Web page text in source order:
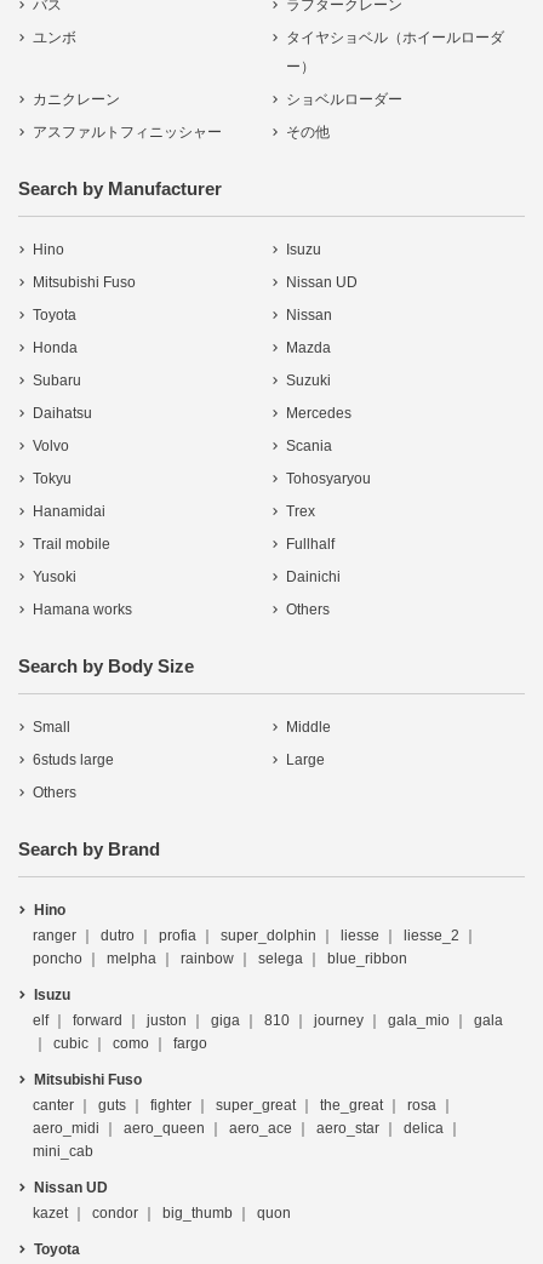
バス
ラフタークレーン
ユンボ
タイヤショベル（ホイールローダ
ー）
カニクレーン
ショベルローダー
アスファルトフィニッシャー
その他
Search by Manufacturer
Hino
Isuzu
Mitsubishi Fuso
Nissan UD
Toyota
Nissan
Honda
Mazda
Subaru
Suzuki
Daihatsu
Mercedes
Volvo
Scania
Tokyu
Tohosyaryou
Hanamidai
Trex
Trail mobile
Fullhalf
Yusoki
Dainichi
Hamana works
Others
Search by Body Size
Small
Middle
6studs large
Large
Others
Search by Brand
Hino
ranger
dutro profia super_dolphin liesse
liesse_2
poncho
melpha rainbow selega blue_ribbon
Isuzu
elf
forward juston giga 810 journey gala_mio
gala
cubic
como fargo
Mitsubishi Fuso
canter
guts fighter super_great the_great
rosa
aero_midi
aero_queen aero_ace aero_star
delica
mini_cab
Nissan UD
kazet
condor big_thumb quon
Toyota